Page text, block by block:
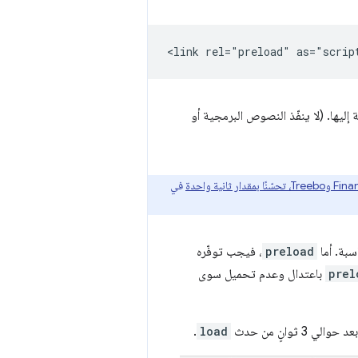
(لا ينفّذ النصوص البرمجية أو
في
أما preload ، فيجب توفّره
باعتدال وعدم تحميل سوى
load
.